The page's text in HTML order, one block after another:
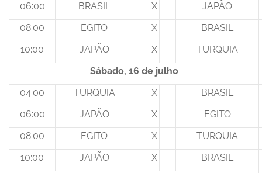
06:00
BRASIL X
JAPÃO
08:00
EGITO X
BRASIL
10:00
JAPÃO X
TURQUIA
Sábado, 16 de julho
04:00
TURQUIA X
BRASIL
06:00
JAPÃO X
EGITO
08:00
EGITO X
TURQUIA
10:00
JAPÃO X
BRASIL